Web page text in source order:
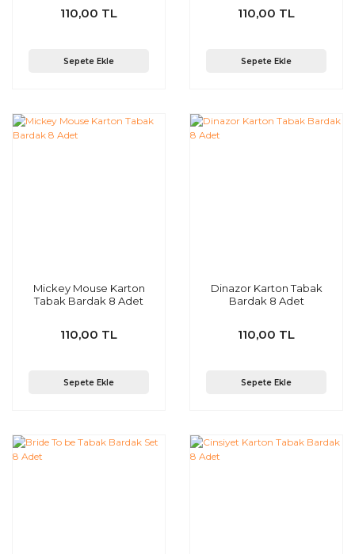
110,00 TL
Sepete Ekle
110,00 TL
Sepete Ekle
Mickey Mouse Karton
Tabak Bardak 8 Adet
110,00 TL
Sepete Ekle
Dinazor Karton Tabak
Bardak 8 Adet
110,00 TL
Sepete Ekle